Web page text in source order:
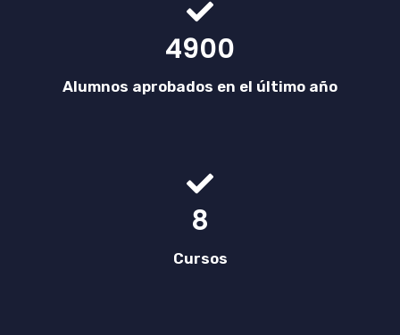
4900
Alumnos aprobados en el último año
8
Cursos